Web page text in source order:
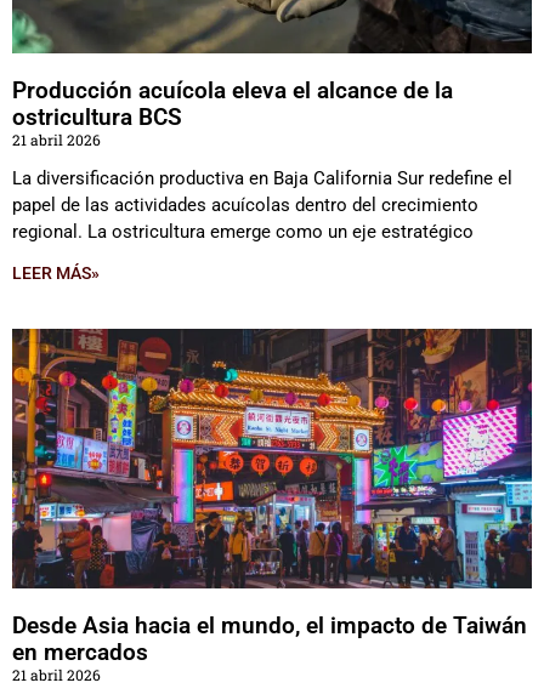
Producción acuícola eleva el alcance de la
ostricultura BCS
21 abril 2026
La diversificación productiva en Baja California Sur redefine el
papel de las actividades acuícolas dentro del crecimiento
regional. La ostricultura emerge como un eje estratégico
LEER MÁS»
Desde Asia hacia el mundo, el impacto de Taiwán
en mercados
21 abril 2026